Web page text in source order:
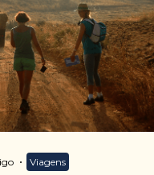
Viagens